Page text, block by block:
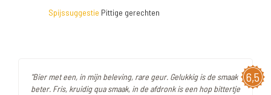
Spijssuggestie Pittige gerechten
6,5
"Bier met een, in mijn beleving, rare geur. Gelukkig is de smaak
beter. Fris, kruidig qua smaak, in de afdronk is een hop bittertje